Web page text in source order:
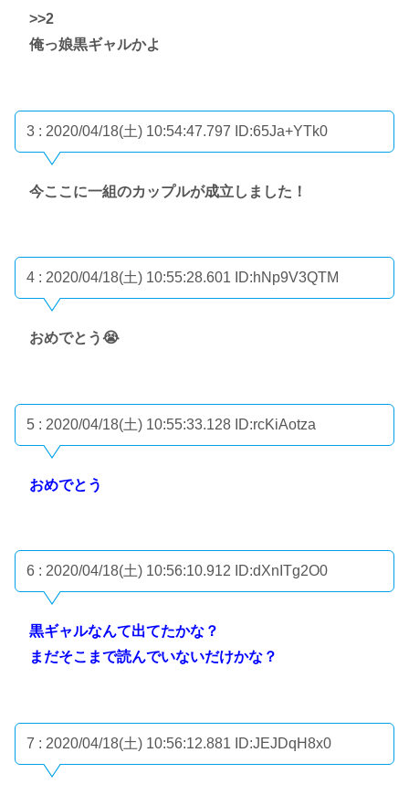
>>2
俺っ娘黒ギャルかよ
3 : 2020/04/18(土) 10:54:47.797 ID:65Ja+YTk0
今ここに一組のカップルが成立しました！
4 : 2020/04/18(土) 10:55:28.601 ID:hNp9V3QTM
おめでとう😭
5 : 2020/04/18(土) 10:55:33.128 ID:rcKiAotza
おめでとう
6 : 2020/04/18(土) 10:56:10.912 ID:dXnITg2O0
黒ギャルなんて出てたかな？
まだそこまで読んでいないだけかな？
7 : 2020/04/18(土) 10:56:12.881 ID:JEJDqH8x0